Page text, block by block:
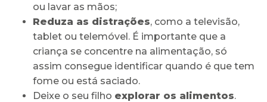
ou lavar as mãos;
Reduza as distrações, como a televisão,
tablet ou telemóvel. É importante que a
criança se concentre na alimentação, só
assim consegue identificar quando é que tem
fome ou está saciado.
Deixe o seu filho explorar os alimentos.